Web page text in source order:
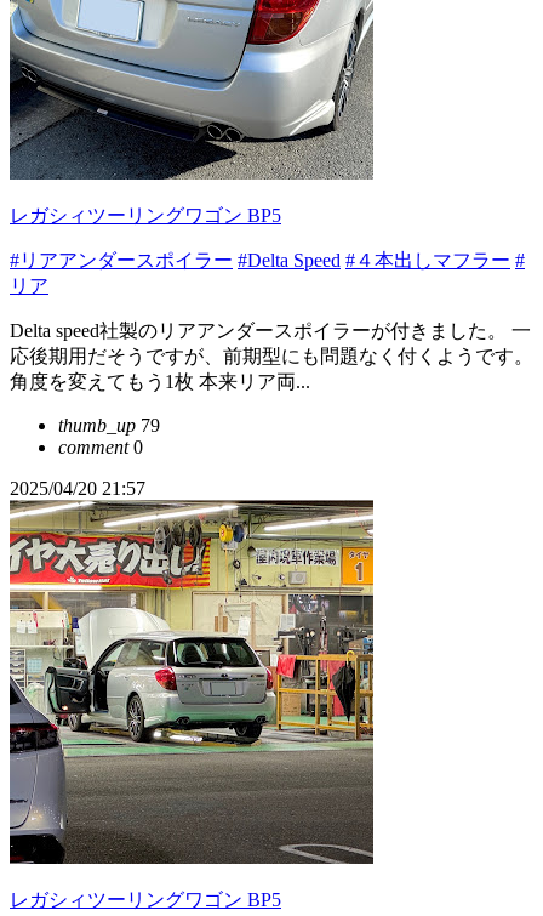
レガシィツーリングワゴン BP5
#リアアンダースポイラー #Delta Speed #４本出しマフラー #
リア
Delta speed社製のリアアンダースポイラーが付きました。 一
応後期用だそうですが、前期型にも問題なく付くようです。
角度を変えてもう1枚 本来リア両...
thumb_up 79
comment0
2025/04/20 21:57
レガシィツーリングワゴン BP5